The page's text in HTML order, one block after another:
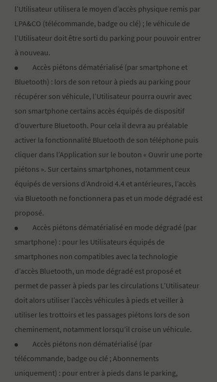
l’Utilisateur utilisera le moyen d’accès physique remis par
LPA&CO (télécommande, badge ou clé) ; le véhicule de
l’Utilisateur doit être sorti du parking pour pouvoir entrer
à nouveau.
Accès piétons dématérialisé (par smartphone et
Bluetooth) : lors de son retour à pieds au parking pour
récupérer son véhicule, l’Utilisateur pourra ouvrir avec
son smartphone certains accès équipés de dispositif
d’ouverture Bluetooth. Pour cela il devra au préalable
activer la fonctionnalité Bluetooth de son téléphone puis
cliquer dans l’Application sur le bouton « Ouvrir une porte
piétons ». Sur certains smartphones, notamment ceux
équipés de versions d’Android 4.4 et antérieures, l’accès
via Bluetooth ne fonctionnera pas et un mode dégradé est
proposé.
Accès piétons dématérialisé en mode dégradé (par
smartphone) : pour les Utilisateurs équipés de
smartphones non compatibles avec la technologie
d’accès Bluetooth, un mode dégradé est proposé et
permet de passer à pieds par les circulations L’Utilisateur
doit alors utiliser l’accès véhicules à pieds et veiller à
utiliser les trottoirs et les passages piétons lors de son
cheminement, notamment lorsqu’il croise un véhicule.
Accès piétons non dématérialisé (par
télécommande, badge ou clé ; Abonnements
uniquement) : pour entrer à pieds dans le parking,